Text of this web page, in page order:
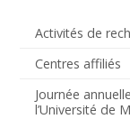
Activités de
Centres affiliés
Journée
l’Université de